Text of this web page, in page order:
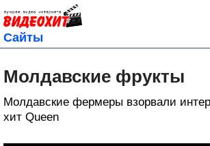
Сайты
Молдавские фрукты
Молдавские фермеры взорвали
хит Queen